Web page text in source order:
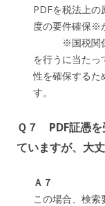
PDFを税法上の
度の要件確保※
※国税関係書
を行うに当たっ
性を確保するた
す。
Ｑ７ PDF証憑を
ていますが、大
Ａ７
この場合、検